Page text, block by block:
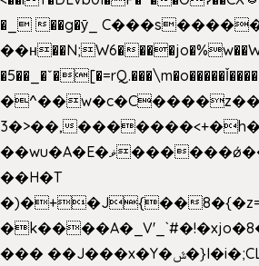
�_ ��g�ӯ_
��н��N;W6�
�5��
3�>��,
��wu�A�E�ޥ������ǿ������m��d�C��9��e�D��1�2�/
��H�T
�)�+�J{��
��� ��J���x�Y�ݜ�}I�i�;CL}%�.�a�/